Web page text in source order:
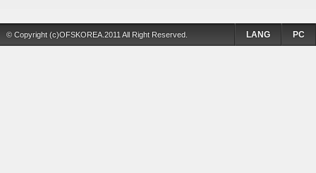
© Copyright (c)OFSKOREA.2011 All Right Reserved. PC
LANG